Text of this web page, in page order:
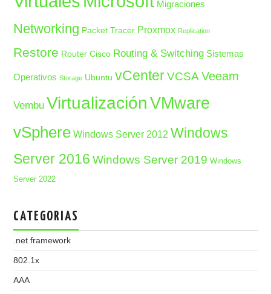
Migraciones
Networking Packet Tracer Proxmox Replication
Restore Router Cisco Routing & Switching Sistemas
Operativos Storage Ubuntu vCenter VCSA Veeam
Vembu Virtualización VMware
vSphere Windows Server 2012 Windows
Server 2016 Windows Server 2019 Windows
Server 2022
CATEGORIAS
.net framework
802.1x
AAA